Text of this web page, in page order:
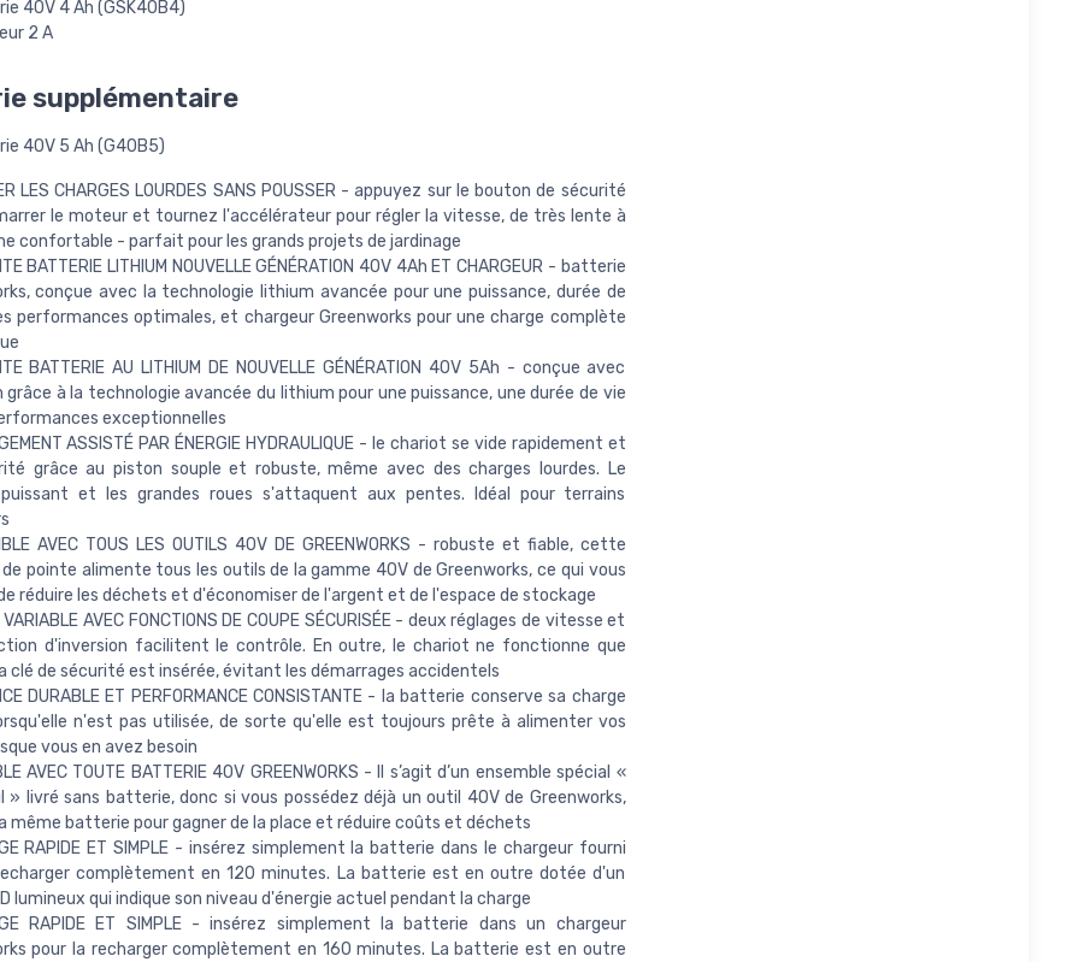
40V 4 Ah (GSK40B4)
2 A
supplémentaire
40V 5 Ah (G40B5)
LES CHARGES LOURDES SANS POUSSER - appuyez sur le bouton de sécurité
le moteur et tournez l'accélérateur pour régler la vitesse, de très lente à
confortable - parfait pour les grands projets de jardinage
BATTERIE LITHIUM NOUVELLE GÉNÉRATION 40V 4Ah ET CHARGEUR - batterie
conçue avec la technologie lithium avancée pour une puissance, durée de
performances optimales, et chargeur Greenworks pour une charge complète
BATTERIE AU LITHIUM DE NOUVELLE GÉNÉRATION 40V 5Ah - conçue avec
grâce à la technologie avancée du lithium pour une puissance, une durée de vie
exceptionnelles
ASSISTÉ PAR ÉNERGIE HYDRAULIQUE - le chariot se vide rapidement et
grâce au piston souple et robuste, même avec des charges lourdes. Le
et les grandes roues s'attaquent aux pentes. Idéal pour terrains
AVEC TOUS LES OUTILS 40V DE GREENWORKS - robuste et fiable, cette
pointe alimente tous les outils de la gamme 40V de Greenworks, ce qui vous
réduire les déchets et d'économiser de l'argent et de l'espace de stockage
VARIABLE AVEC FONCTIONS DE COUPE SÉCURISÉE - deux réglages de vitesse et
d'inversion facilitent le contrôle. En outre, le chariot ne fonctionne que
clé de sécurité est insérée, évitant les démarrages accidentels
DURABLE ET PERFORMANCE CONSISTANTE - la batterie conserve sa charge
n'est pas utilisée, de sorte qu'elle est toujours prête à alimenter vos
vous en avez besoin
AVEC TOUTE BATTERIE 40V GREENWORKS - Il s’agit d’un ensemble spécial «
» livré sans batterie, donc si vous possédez déjà un outil 40V de Greenworks,
même batterie pour gagner de la place et réduire coûts et déchets
RAPIDE ET SIMPLE - insérez simplement la batterie dans le chargeur fourni
complètement en 120 minutes. La batterie est en outre dotée d'un
lumineux qui indique son niveau d'énergie actuel pendant la charge
RAPIDE ET SIMPLE - insérez simplement la batterie dans un chargeur
pour la recharger complètement en 160 minutes. La batterie est en outre